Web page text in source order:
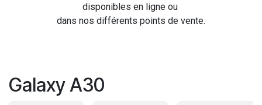
disponibles en ligne ou
dans nos différents points de vente.
Galaxy A30